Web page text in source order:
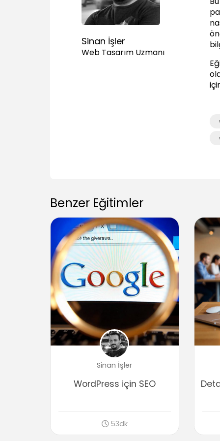
Sinan İşler
Web Tasarım Uzmanı
Benzer Eğitimler
Sinan İşler
WordPress için SEO
53dk